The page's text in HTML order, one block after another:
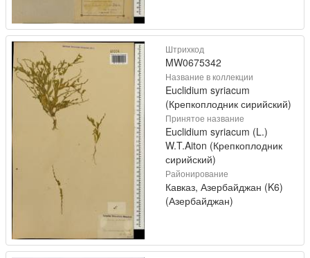
Штрихкод
MW0675342
Название в коллекции
Euclidium syriacum
(Крепкоплодник сирийский)
Принятое название
Euclidium syriacum (L.)
W.T.Aiton (Крепкоплодник
сирийский)
Районирование
Кавказ, Азербайджан (K6)
(Азербайджан)